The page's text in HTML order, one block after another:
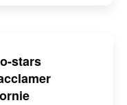
stars